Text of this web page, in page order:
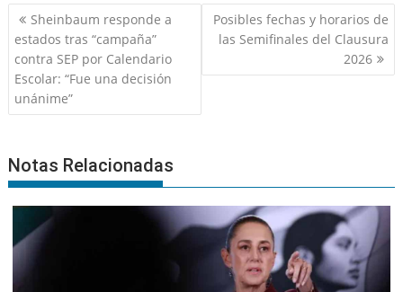
Navegación
de
entradas
Sheinbaum responde a
estados tras “campaña”
contra SEP por Calendario
Escolar: “Fue una decisión
unánime”
Posibles fechas y horarios de
las Semifinales del Clausura
2026
Notas Relacionadas